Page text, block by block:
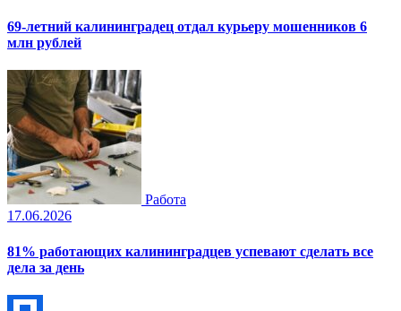
69-летний калининградец отдал курьеру мошенников 6
млн рублей
Работа
17.06.2026
81% работающих калининградцев успевают сделать все
дела за день